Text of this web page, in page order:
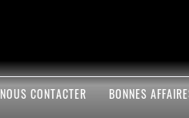
NOUS CONTACTER BONNES